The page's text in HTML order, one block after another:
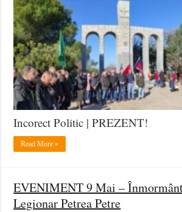
Incorect Politic | PREZENT!
Read More »
EVENIMENT 9 Mai –
Legionar Petrea Petre